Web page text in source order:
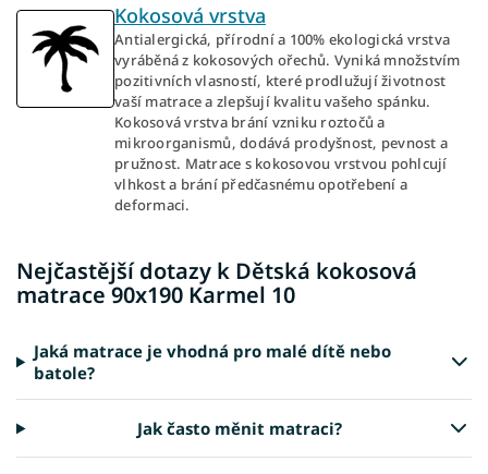
Kokosová vrstva
Antialergická, přírodní a 100% ekologická vrstva
vyráběná z kokosových ořechů. Vyniká množstvím
pozitivních vlasností, které prodlužují životnost
vaší matrace a zlepšují kvalitu vašeho spánku.
Kokosová vrstva brání vzniku roztočů a
mikroorganismů, dodává prodyšnost, pevnost a
pružnost. Matrace s kokosovou vrstvou pohlcují
vlhkost a brání předčasnému opotřebení a
deformaci.
Nejčastější dotazy k Dětská kokosová
matrace 90x190 Karmel 10
Jaká matrace je vhodná pro malé dítě nebo
batole?
Jak často měnit matraci?